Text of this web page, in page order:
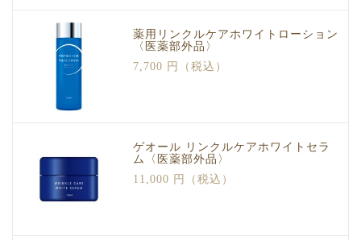
薬用リンクルケアホワイトローション
〈医薬部外品〉
7,700 円（税込）
ゲオール リンクルケアホワイトセラ
ム〈医薬部外品〉
11,000 円（税込）